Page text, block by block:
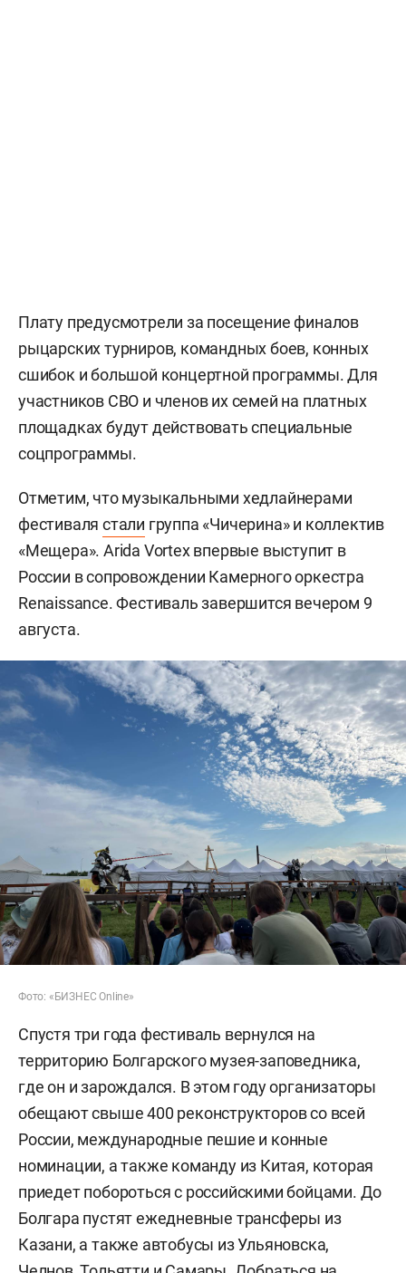
Плату предусмотрели за посещение финалов
рыцарских турниров, командных боев, конных
сшибок и большой концертной программы. Для
участников СВО и членов их семей на платных
площадках будут действовать специальные
соцпрограммы.
Отметим, что музыкальными хедлайнерами
фестивалястали группа «Чичерина» и коллектив
«Мещера». Arida Vortex впервые выступит в
России в сопровождении Камерного оркестра
Renaissance. Фестиваль завершится вечером 9
августа.
Фото: «БИЗНЕС Online»
Спустя три года фестиваль вернулся на
территорию Болгарского музея-заповедника,
где он и зарождался. В этом году организаторы
обещают свыше 400 реконструкторов со всей
России, международные пешие и конные
номинации, а также команду из Китая, которая
приедет побороться с российскими бойцами. До
Болгара пустят ежедневные трансферы из
Казани, а также автобусы из Ульяновска,